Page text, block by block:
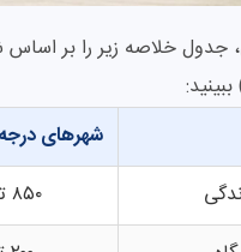
جدول خلاصه زیر را بر
شهرهای
۸۵۰ تا ۱,۲۰۰ دلار